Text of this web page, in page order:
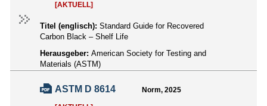
[AKTUELL]
Titel (englisch): Standard Guide for Recovered
Carbon Black – Shelf Life
Herausgeber: American Society for Testing and
Materials (ASTM)
ASTM D 8614 Norm, 2025